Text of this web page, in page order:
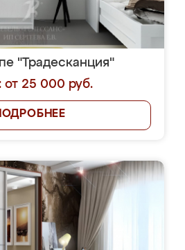
"Традесканция"
от 25 000 руб.